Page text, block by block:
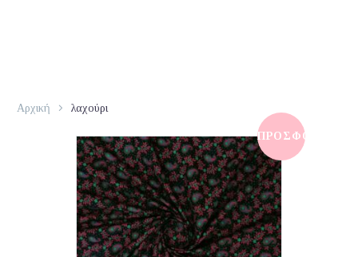
Αρχική λαχούρι
ΠΡΟΣΦΟΡΆ!